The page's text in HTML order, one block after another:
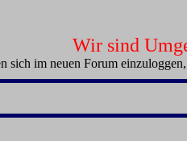
Wir sind
sich im neuen Forum